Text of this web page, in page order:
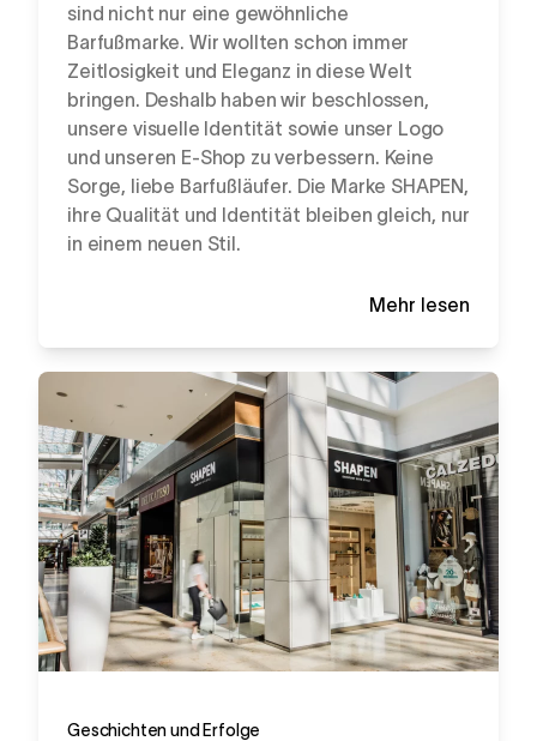
sind nicht nur eine gewöhnliche
Barfußmarke. Wir wollten schon immer
Zeitlosigkeit und Eleganz in diese Welt
bringen. Deshalb haben wir beschlossen,
unsere visuelle Identität sowie unser Logo
und unseren E-Shop zu verbessern. Keine
Sorge, liebe Barfußläufer. Die Marke SHAPEN,
ihre Qualität und Identität bleiben gleich, nur
in einem neuen Stil.
Mehr lesen
Geschichten und Erfolge